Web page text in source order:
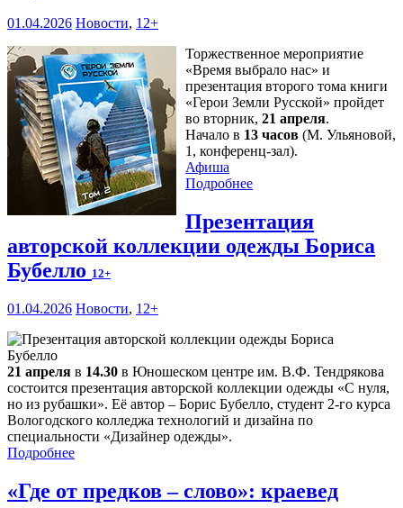
01.04.2026 Новости, 12+
Торжественное мероприятие
«Время выбрало нас» и
презентация второго тома книги
«Герои Земли Русской» пройдет
во вторник, 21 апреля.
Начало в 13 часов (М. Ульяновой,
1, конференц-зал).
Афиша
Подробнее
Презентация
авторской коллекции одежды Бориса
Бубелло 12+
01.04.2026 Новости, 12+
21 апреля в 14.30 в Юношеском центре им. В.Ф. Тендрякова
состоится презентация авторской коллекции одежды «С нуля,
но из рубашки». Её автор – Борис Бубелло, студент 2-го курса
Вологодского колледжа технологий и дизайна по
специальности «Дизайнер одежды».
Подробнее
«Где от предков – слово»: краевед